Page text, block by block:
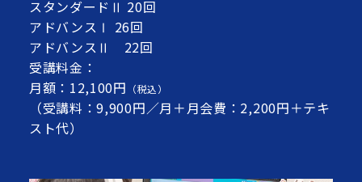
スタンダードⅡ 20回
アドバンスⅠ 26回
アドバンスⅡ 22回
受講料金：
月額：12,100円 （税込）
（受講料：9,900円／月＋月会費：2,200円＋テキ
スト代）